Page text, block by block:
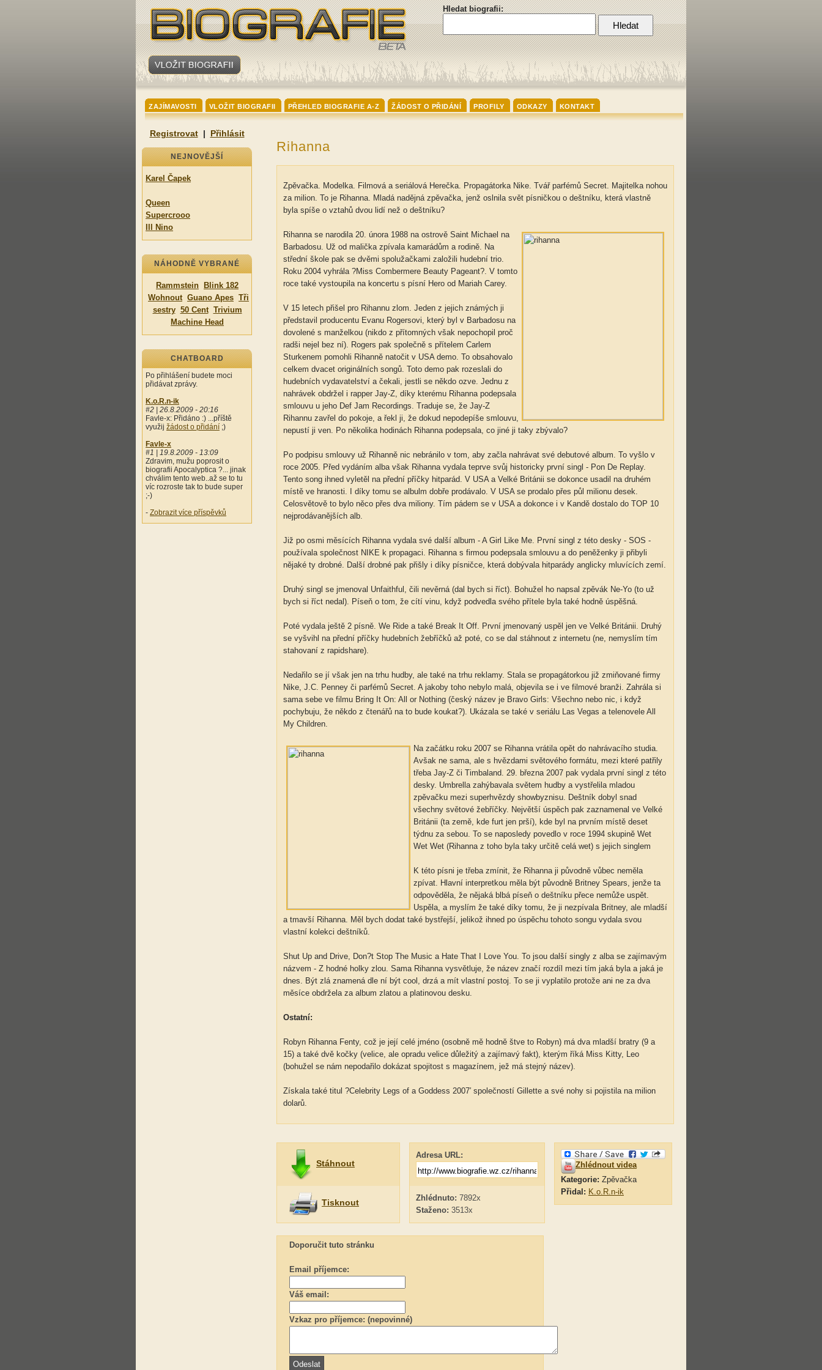
Hledat biografii:
ZAJÍMAVOSTI VLOŽIT BIOGRAFII PŘEHLED BIOGRAFIE A-Z ŽÁDOST O PŘIDÁNÍ PROFILY ODKAZY KONTAKT
Registrovat| Přihlásit
NEJNOVĚJŠÍ
Karel Čapek
Queen
Supercrooo
Ill Nino
NÁHODNĚ VYBRANÉ
Rammstein
Blink 182
Wohnout Guano Apes Tři
sestry 50 Cent Trivium
Machine Head
CHATBOARD
Po přihlášení budete moci
přidávat zprávy.
K.o.R.n-ik
#2 | 26.8.2009 - 20:16
Favle-x: Přidáno :) ...příště
využij žádost o přidání ;)
Favle-x
#1 | 19.8.2009 - 13:09
Zdravim, mužu poprosit o
biografii Apocalyptica ?... jinak
chválim tento web..až se to tu
víc rozroste tak to bude super
;-)
- Zobrazit více příspěvků
Rihanna
Zpěvačka. Modelka. Filmová a seriálová Herečka. Propagátorka Nike. Tvář parfémů Secret. Majitelka nohou
za milion. To je Rihanna. Mladá nadějná zpěvačka, jenž oslnila svět písničkou o deštníku, která vlastně
byla spíše o vztahů dvou lidí než o deštníku?
Rihanna se narodila 20. února 1988 na ostrově Saint Michael na
Barbadosu. Už od malička zpívala kamarádům a rodině. Na
střední škole pak se dvěmi spolužačkami založili hudební trio.
Roku 2004 vyhrála ?Miss Combermere Beauty Pageant?. V tomto
roce také vystoupila na koncertu s písní Hero od Mariah Carey.
V 15 letech přišel pro Rihannu zlom. Jeden z jejich známých ji
představil producentu Evanu Rogersovi, který byl v Barbadosu na
dovolené s manželkou (nikdo z přítomných však nepochopil proč
radši nejel bez ní). Rogers pak společně s přítelem Carlem
Sturkenem pomohli Rihanně natočit v USA demo. To obsahovalo
celkem dvacet originálních songů. Toto demo pak rozeslali do
hudebních vydavatelství a čekali, jestli se někdo ozve. Jednu z
nahrávek obdržel i rapper Jay-Z, díky kterému Rihanna podepsala
smlouvu u jeho Def Jam Recordings. Traduje se, že Jay-Z
Rihannu zavřel do pokoje, a řekl ji, že dokud nepodepíše smlouvu,
nepustí ji ven. Po několika hodinách Rihanna podepsala, co jiné ji taky zbývalo?
Po podpisu smlouvy už Rihanně nic nebránilo v tom, aby začla nahrávat své debutové album. To vyšlo v
roce 2005. Před vydáním alba však Rihanna vydala teprve svůj historicky první singl - Pon De Replay.
Tento song ihned vyletěl na přední příčky hitparád. V USA a Velké Británii se dokonce usadil na druhém
místě ve hranosti. I díky tomu se albulm dobře prodávalo. V USA se prodalo přes půl milionu desek.
Celosvětově to bylo něco přes dva miliony. Tím pádem se v USA a dokonce i v Kandě dostalo do TOP 10
nejprodávanějších alb.
Již po osmi měsících Rihanna vydala své další album - A Girl Like Me. První singl z této desky - SOS -
používala společnost NIKE k propagaci. Rihanna s firmou podepsala smlouvu a do peněženky ji přibyli
nějaké ty drobné. Další drobné pak přišly i díky písničce, která dobývala hitparády anglicky mluvících zemí.
Druhý singl se jmenoval Unfaithful, čili nevěrná (dal bych si říct). Bohužel ho napsal zpěvák Ne-Yo (to už
bych si říct nedal). Píseň o tom, že cítí vinu, když podvedla svého přítele byla také hodně úspěšná.
Poté vydala ještě 2 písně. We Ride a také Break It Off. První jmenovaný uspěl jen ve Velké Británii. Druhý
se vyšvihl na přední příčky hudebních žebříčků až poté, co se dal stáhnout z internetu (ne, nemyslím tím
stahovaní z rapidshare).
Nedařilo se jí však jen na trhu hudby, ale také na trhu reklamy. Stala se propagátorkou již zmiňované firmy
Nike, J.C. Penney či parfémů Secret. A jakoby toho nebylo malá, objevila se i ve filmové branži. Zahrála si
sama sebe ve filmu Bring It On: All or Nothing (český název je Bravo Girls: Všechno nebo nic, i když
pochybuju, že někdo z čtenářů na to bude koukat?). Ukázala se také v seriálu Las Vegas a telenovele All
My Children.
Na začátku roku 2007 se Rihanna vrátila opět do nahrávacího studia.
Avšak ne sama, ale s hvězdami světového formátu, mezi které patřily
třeba Jay-Z či Timbaland. 29. března 2007 pak vydala první singl z této
desky. Umbrella zahýbavala světem hudby a vystřelila mladou
zpěvačku mezi superhvězdy showbyznisu. Deštník dobyl snad
všechny světové žebříčky. Největší úspěch pak zaznamenal ve Velké
Británii (ta země, kde furt jen prší), kde byl na prvním místě deset
týdnu za sebou. To se naposledy povedlo v roce 1994 skupině Wet
Wet Wet (Rihanna z toho byla taky určitě celá wet) s jejich singlem
K této písni je třeba zmínit, že Rihanna ji původně vůbec neměla
zpívat. Hlavní interpretkou měla být původně Britney Spears, jenže ta
odpověděla, že nějaká blbá píseň o deštníku přece nemůže uspět.
Uspěla, a myslím že také díky tomu, že ji nezpívala Britney, ale mladší
a tmavší Rihanna. Měl bych dodat také bystřejší, jelikož ihned po úspěchu tohoto songu vydala svou
vlastní kolekci deštníků.
Shut Up and Drive, Don?t Stop The Music a Hate That I Love You. To jsou další singly z alba se zajímavým
názvem - Z hodné holky zlou. Sama Rihanna vysvětluje, že název značí rozdíl mezi tím jaká byla a jaká je
dnes. Být zlá znamená dle ní být cool, drzá a mít vlastní postoj. To se ji vyplatilo protože ani ne za dva
měsíce obdržela za album zlatou a platinovou desku.
Ostatní:
Robyn Rihanna Fenty, což je její celé jméno (osobně mě hodně štve to Robyn) má dva mladší bratry (9 a
15) a také dvě kočky (velice, ale opradu velice důležitý a zajímavý fakt), kterým říká Miss Kitty, Leo
(bohužel se nám nepodařilo dokázat spojitost s magazínem, jež má stejný název).
Získala také titul ?Celebrity Legs of a Goddess 2007′ společností Gillette a své nohy si pojistila na milion
dolarů.
Stáhnout
Tisknout
Adresa URL:
Zhlédnuto: 7892x
Staženo: 3513x
Zhlédnout videa
Kategorie: Zpěvačka
Přidal: K.o.R.n-ik
Doporučit tuto stránku
Email příjemce:
Váš email:
Vzkaz pro příjemce: (nepovinné)